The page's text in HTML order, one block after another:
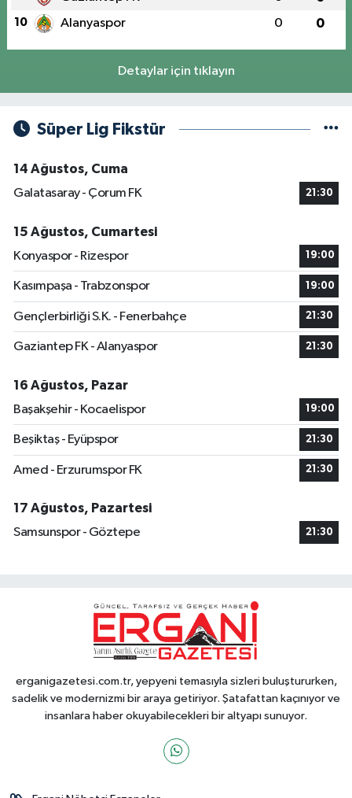
10 Alanyaspor 0 0
Detaylar için tıklayın
Süper Lig Fikstür
14 Ağustos, Cuma
Galatasaray - Çorum FK
21:30
15 Ağustos, Cumartesi
Konyaspor - Rizespor
19:00
Kasımpaşa - Trabzonspor 19:00
Gençlerbirliği S.K. - Fenerbahçe 21:30
Gaziantep FK - Alanyaspor 21:30
16 Ağustos, Pazar
Başakşehir - Kocaelispor
19:00
Beşiktaş - Eyüpspor 21:30
Amed - Erzurumspor FK 21:30
17 Ağustos, Pazartesi
Samsunspor - Göztepe
21:30
erganigazetesi.com.tr, yepyeni temasıyla sizleri buluştururken,
sadelik ve modernizmi bir araya getiriyor. Şatafattan kaçınıyor ve
insanlara haber okuyabilecekleri bir altyapı sunuyor.